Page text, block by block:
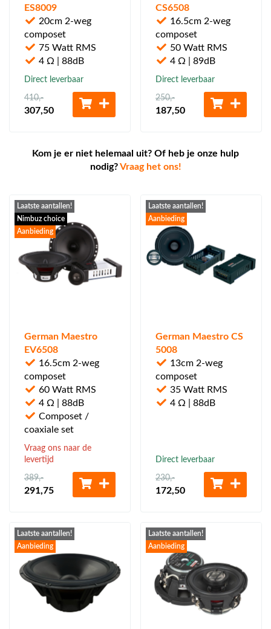
ES8009
20cm 2-weg
composet
75 Watt RMS
4 Ω | 88dB
Direct leverbaar
410,-
307,50
CS6508
16.5cm 2-weg
composet
50 Watt RMS
4 Ω | 89dB
Direct leverbaar
250,-
187,50
Kom je er niet helemaal uit? Of heb je onze hulp
nodig?Vraag het ons!
Laatste aantallen!
Nimbuz choice
Aanbieding
German Maestro
EV6508
16.5cm 2-weg
composet
60 Watt RMS
4 Ω | 88dB
Composet /
coaxiale set
Vraag ons naar de
levertijd
389,-
291,75
Laatste aantallen!
Aanbieding
German Maestro CS
5008
13cm 2-weg
composet
35 Watt RMS
4 Ω | 88dB
Direct leverbaar
230,-
172,50
Laatste aantallen!
Aanbieding
Laatste aantallen!
Aanbieding